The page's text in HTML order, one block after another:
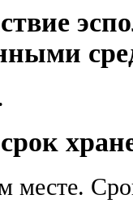
месте.